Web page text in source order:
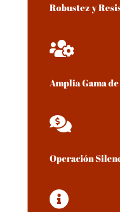
Robustez y

Amplia Gama

Operación
